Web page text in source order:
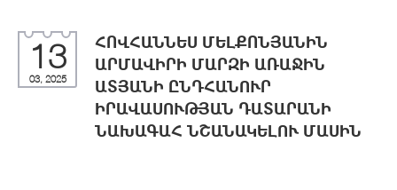
13
03, 2025
ՀՈՎՀԱՆՆԵՍ ՄԵԼՔՈՆՅԱՆԻՆ
ԱՐՄԱՎԻՐԻ ՄԱՐԶԻ ԱՌԱՋԻՆ
ԱՏՅԱՆԻ ԸՆԴՀԱՆՈՒՐ
ԻՐԱՎԱՍՈՒԹՅԱՆ ԴԱՏԱՐԱՆԻ
ՆԱԽԱԳԱՀ ՆՇԱՆԱԿԵԼՈՒ ՄԱՍԻՆ